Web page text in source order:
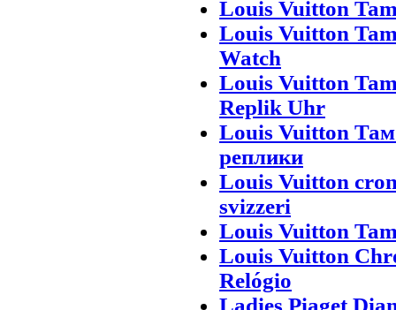
Louis Vuitton
Louis Vuitton
Watch
Louis Vuitton
Replik Uhr
Louis Vuitton
реплики
Louis Vuitton
svizzeri
Louis Vuitton
Louis Vuitton
Relógio
Ladies Piaget